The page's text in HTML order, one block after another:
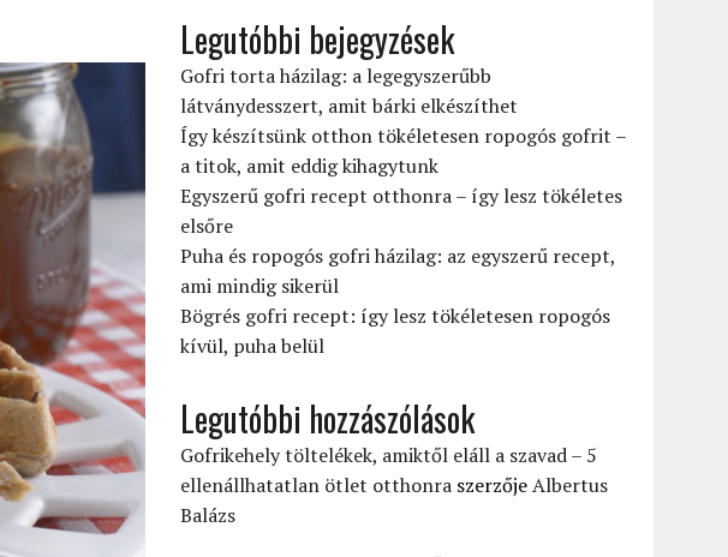
Legutóbbi bejegyzések
Gofri torta házilag: a legegyszerűbb
látványdesszert, amit bárki elkészíthet
Így készítsünk otthon tökéletesen ropogós gofrit –
a titok, amit eddig kihagytunk
Egyszerű gofri recept otthonra – így lesz tökéletes
elsőre
Puha és ropogós gofri házilag: az egyszerű recept,
ami mindig sikerül
Bögrés gofri recept: így lesz tökéletesen ropogós
kívül, puha belül
Legutóbbi hozzászólások
Gofrikehely töltelékek, amiktől eláll a szavad – 5
ellenállhatatlan ötlet otthonra szerzőjeAlbertus
Balázs